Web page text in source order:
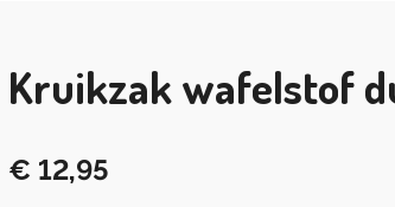
Kruikzak wafelstof
€ 12,95